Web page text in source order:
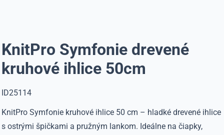
KnitPro Symfonie drevené
kruhové ihlice 50cm
ID25114
KnitPro Symfonie kruhové ihlice 50 cm – hladké drevené ihlice
s ostrými špičkami a pružným lankom. Ideálne na čiapky,